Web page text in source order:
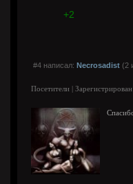
+2
#4 написал: Necrosadist (2
Посетители |